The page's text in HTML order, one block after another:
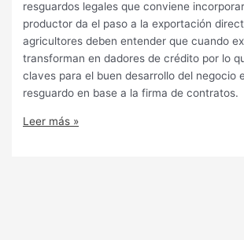
resguardos legales que conviene
productor da el paso a la exportación
agricultores deben entender que cuando
transforman en dadores de crédito por lo
claves para el buen desarrollo del negocio
resguardo en base a la firma de contratos.
Leer más »